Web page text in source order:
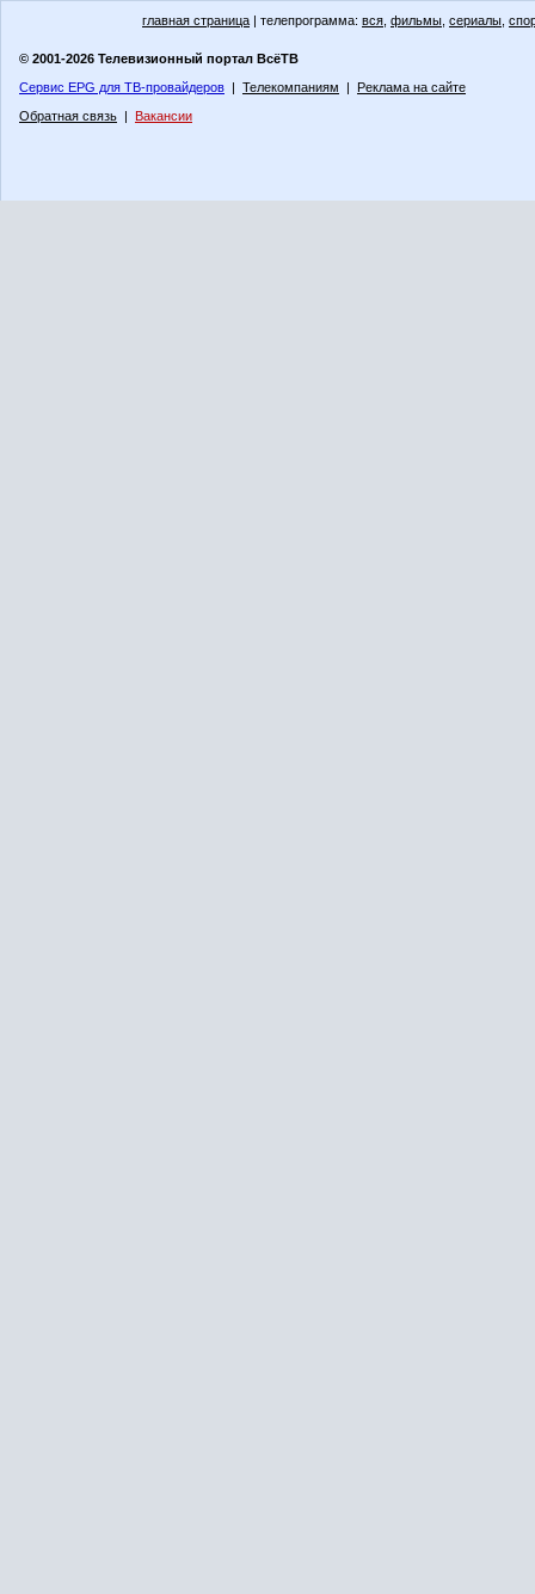
главная страница | телепрограмма: вся фильмы сериалы
© 2001-2026 Телевизионный портал ВсёТВ
Сервис EPG для ТВ-провайдеров | Телекомпаниям | Реклама на сайте
Обратная связь | Вакансии